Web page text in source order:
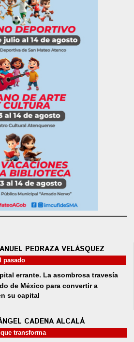
PEDRAZA VELÁSQUEZ
pasado
errante. La asombrosa travesía
de México para convertir a
su capital
CADENA ALCALÁ
transforma